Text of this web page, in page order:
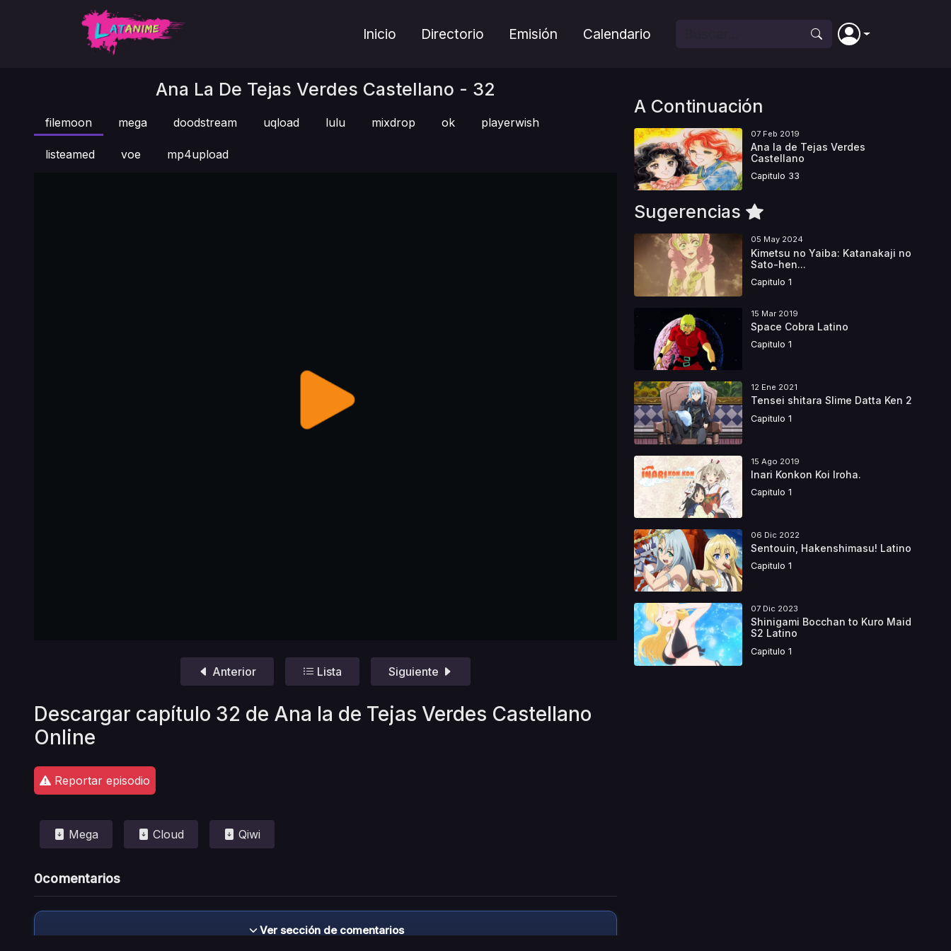
Inicio Directorio Emisión Calendario
Ana La De Tejas Verdes Castellano - 32
filemoon mega doodstream uqload lulu mixdrop ok playerwish
listeamed voe mp4upload
Anterior Lista Siguiente
Descargar capítulo 32 de Ana la de Tejas Verdes Castellano
Online
Reportar episodio
Mega Cloud Qiwi
0comentarios
Ver sección de comentarios
A Continuación
07 Feb 2019
Ana la de Tejas Verdes
Castellano
Capitulo 33
Sugerencias
05 May 2024
Kimetsu no Yaiba: Katanakaji no
Sato-hen...
Capitulo 1
15 Mar 2019
Space Cobra Latino
Capitulo 1
12 Ene 2021
Tensei shitara Slime Datta Ken 2
Capitulo 1
15 Ago 2019
Inari Konkon Koi Iroha.
Capitulo 1
06 Dic 2022
Sentouin, Hakenshimasu! Latino
Capitulo 1
07 Dic 2023
Shinigami Bocchan to Kuro Maid
S2 Latino
Capitulo 1